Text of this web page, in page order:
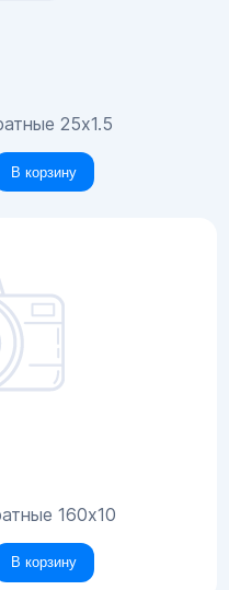
25х1.5
В корзину
160х10
В корзину